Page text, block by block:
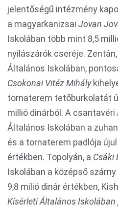
jelentőségű intézmény
a magyarkanizsai Jovan
Iskolában több mint 8,5
nyílászárók cseréje. Zentán,
Általános Iskolában,
Csokonai Vitéz Mihály
tornaterem tetőburkolatát
millió dinárból. A csantavéri
Általános Iskolában a
és a tornaterem padlója
értékben. Topolyán, a Csáki
Iskolában a középső
9,8 milió dinár értékben,
Kísérleti Általános Iskolában